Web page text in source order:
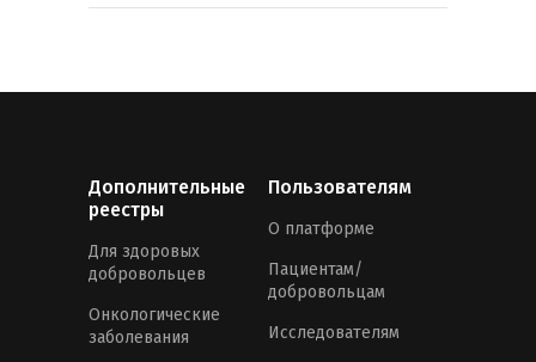
Дополнительные
реестры
Для здоровых
добровольцев
Онкологические
заболевания
Пользователям
О платформе
Пациентам/
добровольцам
Исследователям